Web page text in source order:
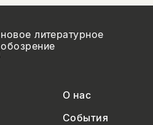
новое литературное
обозрение
О нас
События